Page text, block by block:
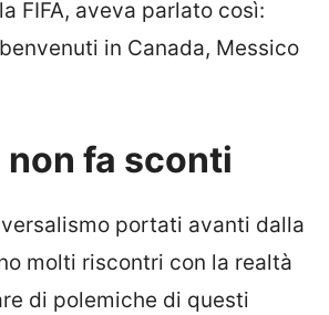
FIFA, aveva parlato così:
in Canada, Messico
non fa sconti
portati avanti dalla
molti riscontri con la realtà
di polemiche di questi